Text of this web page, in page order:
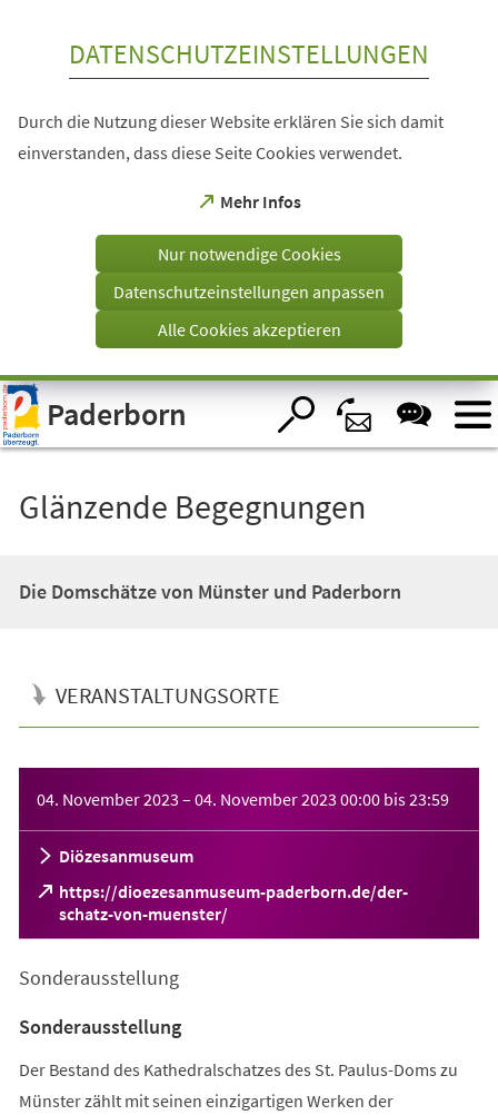
Visuelle
Assistenzsoftware
öffnen.
DATENSCHUTZEINSTELLUNGEN
Durch die Nutzung dieser Website erklären Sie sich damit
einverstanden, dass diese Seite Cookies verwendet.
Mehr Infos
(Öffnet
einem
Tab)
Nur notwendige Cookies
Datenschutzeinstellungen anpassen
Alle Cookies akzeptieren
Paderborn
Glänzende Begegnungen
Die Domschätze von Münster und Paderborn
VERANSTALTUNGSORTE
04. November 2023 – 04. November 2023 00:00 bis23:59
Diözesanmuseum
https://dioezesanmuseum-paderborn.de/der-
schatz-von-muenster/
(Öffnet
in
neuen
Sonderausstellung
Sonderausstellung
Der Bestand des Kathedralschatzes des St. Paulus-Doms zu
Münster zählt mit seinen einzigartigen Werken der